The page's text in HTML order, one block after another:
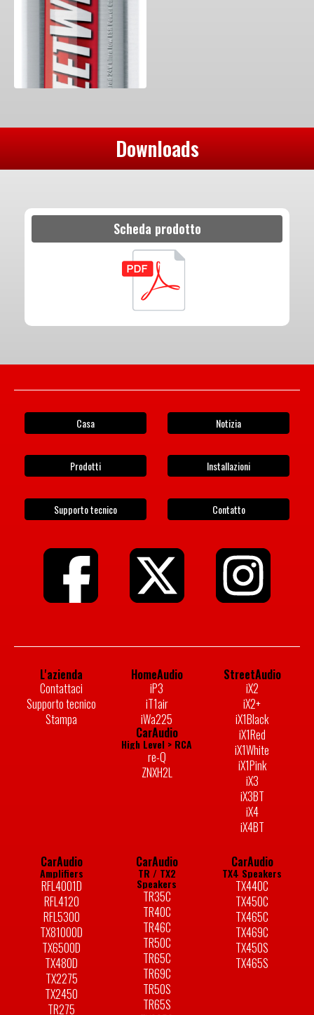
Downloads
Scheda prodotto
Casa Notizia
Prodotti Installazioni
Supporto tecnico Contatto
L'azienda
Contattaci
Supporto tecnico
Stampa
HomeAudio
iP3
iT1air
iWa225
CarAudio
High Level > RCA
re-Q
ZNXH2L
StreetAudio
iX2
iX2+
iX1Black
iX1Red
iX1White
iX1Pink
iX3
iX3BT
iX4
iX4BT
CarAudio
Amplifiers
RFL4001D
RFL4120
RFL5300
TX81000D
TX6500D
TX480D
TX2275
TX2450
TR275
CarAudio
TR / TX2
Speakers
TR35C
TR40C
TR46C
TR50C
TR65C
TR69C
TR50S
TR65S
CarAudio
TX4 Speakers
TX440C
TX450C
TX465C
TX469C
TX450S
TX465S